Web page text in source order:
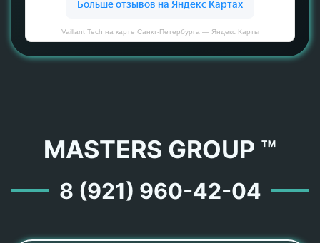
Vaillant Tech на карте Санкт‑Петербурга — Яндекс Карты
MASTERS GROUP ™
8 (921) 960-42-04